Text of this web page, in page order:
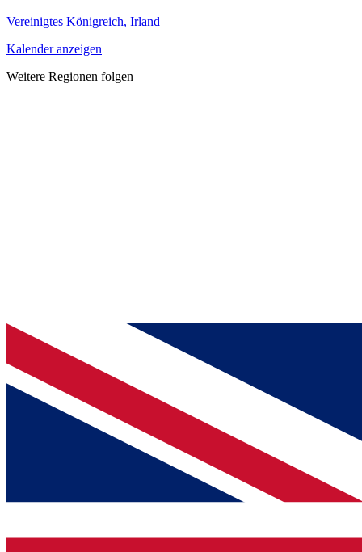
Vereinigtes Königreich, Irland
Kalender anzeigen
Weitere Regionen folgen